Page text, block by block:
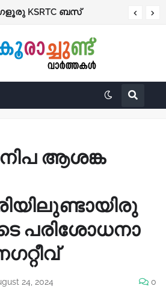
KSRTC ബസ്
ദാരുണാന്ത്യം
ഒഴികെ
ആശങ്ക
പരിശോധനാ
24, 2024 0